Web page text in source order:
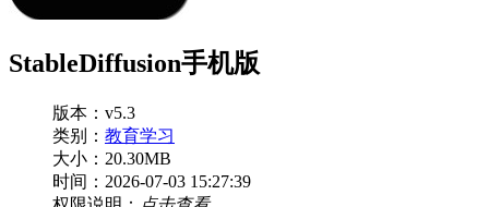
StableDiffusion手机版
版本：v5.3
类别： 教育学习
大小：20.30MB
时间：2026-07-03 15:27:39